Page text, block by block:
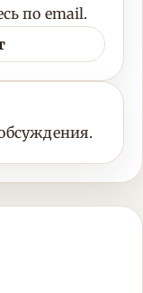
по email.